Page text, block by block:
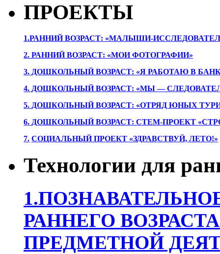
ПРОЕКТЫ
1.РАННИЙ ВОЗРАСТ: «МАЛЫШИ-
2. РАННИЙ ВОЗРАСТ: «МОИ ФОТОГРАФИИ»
3. ДОШКОЛЬНЫЙ ВОЗРАСТ: «Я РАБОТАЮ В
4. ДОШКОЛЬНЫЙ ВОЗРАСТ: «МЫ —
5. ДОШКОЛЬНЫЙ ВОЗРАСТ: «ОТРЯД ЮНЫХ
6. ДОШКОЛЬНЫЙ ВОЗРАСТ: СТЕМ-ПРОЕКТ
7. СОЦИАЛЬНЫЙ ПРОЕКТ «ЗДРАВСТВУЙ, ЛЕТО!»
Технологии для
РАННЕГО
ПРЕДМЕТНОЙ